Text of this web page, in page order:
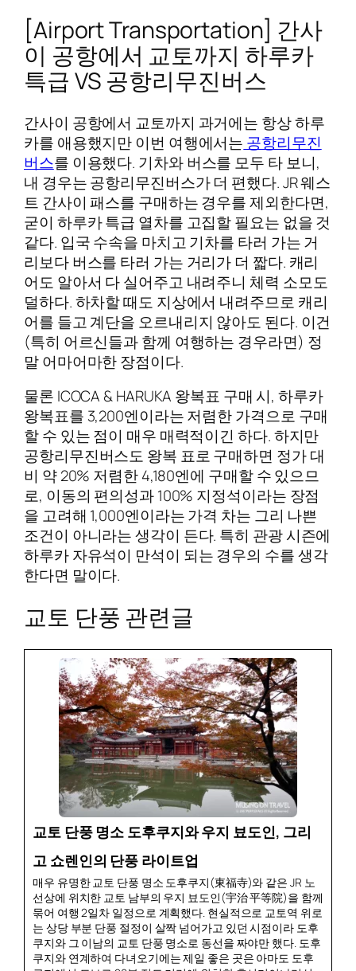
[Airport Transportation] 간사
이 공항에서 교토까지 하루카
특급 VS 공항리무진버스
간사이 공항에서 교토까지 과거에는 항상 하루
카를 애용했지만 이번 여행에서는 공항리무진
버스를 이용했다. 기차와 버스를 모두 타 보니,
내 경우는 공항리무진버스가 더 편했다. JR 웨스
트 간사이 패스를 구매하는 경우를 제외한다면,
굳이 하루카 특급 열차를 고집할 필요는 없을 것
같다. 입국 수속을 마치고 기차를 타러 가는 거
리보다 버스를 타러 가는 거리가 더 짧다. 캐리
어도 알아서 다 실어주고 내려주니 체력 소모도
덜하다. 하차할 때도 지상에서 내려주므로 캐리
어를 들고 계단을 오르내리지 않아도 된다. 이건
(특히 어르신들과 함께 여행하는 경우라면) 정
말 어마어마한 장점이다.
물론 ICOCA & HARUKA 왕복표 구매 시, 하루카
왕복표를 3,200엔이라는 저렴한 가격으로 구매
할 수 있는 점이 매우 매력적이긴 하다. 하지만
공항리무진버스도 왕복 표로 구매하면 정가 대
비 약 20% 저렴한 4,180엔에 구매할 수 있으므
로, 이동의 편의성과 100% 지정석이라는 장점
을 고려해 1,000엔이라는 가격 차는 그리 나쁜
조건이 아니라는 생각이 든다. 특히 관광 시즌에
하루카 자유석이 만석이 되는 경우의 수를 생각
한다면 말이다.
교토 단풍 관련글
교토 단풍 명소 도후쿠지와 우지 뵤도인, 그리
고 쇼렌인의 단풍 라이트업
매우 유명한 교토 단풍 명소 도후쿠지(東福寺)와 같은 JR 노
선상에 위치한 교토 남부의 우지 뵤도인(宇治 平等院)을 함께
묶어 여행 2일차 일정으로 계획했다. 현실적으로 교토역 위로
는 상당 부분 단풍 절정이 살짝 넘어가고 있던 시점이라 도후
쿠지와 그 이남의 교토 단풍 명소로 동선을 짜야만 했다. 도후
쿠지와 연계하여 다녀오기에는 제일 좋은 곳은 아마도 도후